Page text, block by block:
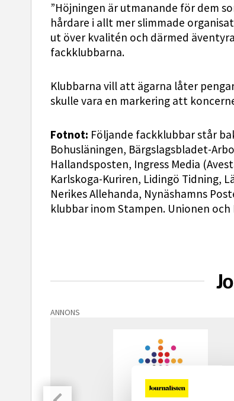
”Höjningen är utmanande för dem
hårdare i allt mer slimmade
ut över kvalitén och därmed
fackklubbarna.
Klubbarna vill att ägarna låter
skulle vara en markering att
Fotnot: Följande fackklubbar står
Bohusläningen, Bärgslagsbladet-
Hallandsposten, Ingress Media
Karlskoga-Kuriren, Lidingö Tidning,
Nerikes Allehanda, Nynäshamns
klubbar inom Stampen. Unionen
ANNONS